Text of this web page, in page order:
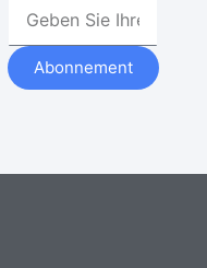
Abonnement